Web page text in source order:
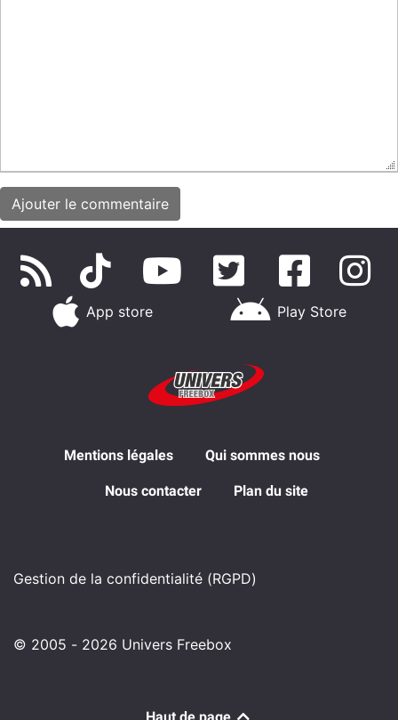
App store Play Store
Mentions légales Qui sommes nous
Nous contacter Plan du site
Gestion de la confidentialité (RGPD)
© 2005 - 2026 Univers Freebox